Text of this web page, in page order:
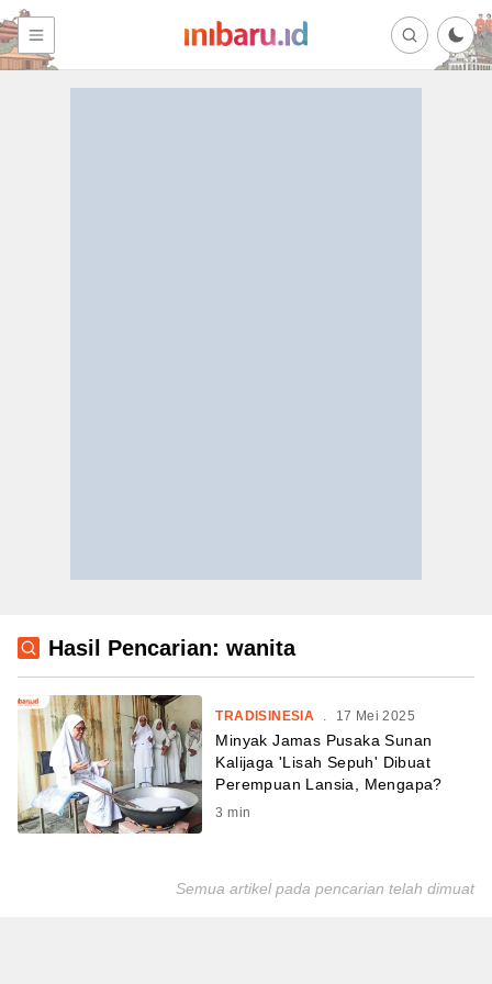
Hasil Pencarian: wanita
TRADISINESIA . 17 Mei 2025
Minyak Jamas Pusaka Sunan
Kalijaga 'Lisah Sepuh' Dibuat
Perempuan Lansia, Mengapa?
3 min
Semua artikel pada pencarian telah dimuat